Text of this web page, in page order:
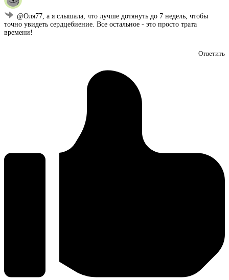
@Оля77, а я слышала, что лучше дотянуть до 7 недель, чтобы
точно увидеть сердцебиение. Все остальное - это просто трата
времени!
Ответить